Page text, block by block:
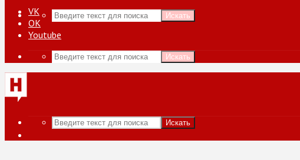
Искать
VK
ОК
Youtube
Искать
Искать